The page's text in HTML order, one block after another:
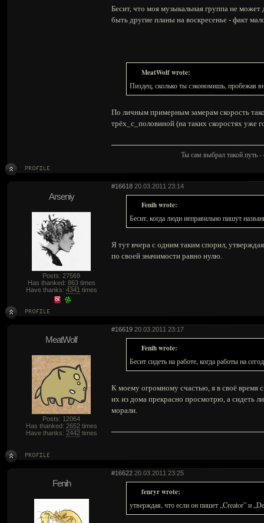
Бесит, что моя музыкальная группа не
быть другие планы на воскресенье - факт
MeatWolf wrote:
Пиздец, сколько ты сэкономишь, пробежав
По личным примерным замерам скорость
трёх_с_половиной (на таких скоростях уже
Ты сам выбрал такой путь -
#16618 20.03.2011 23:14
Arseniy
Posts: 27569
Has thanked: 863times
Have thanks: 4341 times
Fenih wrote:
Бесит, когда люди неправильно пишут
Я тут вчера с одним таким спорил,
по своей значимости равно нулю.
#16619 20.03.2011 23:17
MeatWolf
Posts: 12064
Has thanked: 2652times
Have thanks: 2442times
Fenih wrote:
Бесит сидеть на работе, когда работы на
К моему огромному счастью, я в своё время
их из дома прекрасно просмотрю, а сидеть
морали.
#16622 20.03.2011 23:25
Fenih
fenryr wrote:
утверждая, что если он пишет „Creator” и